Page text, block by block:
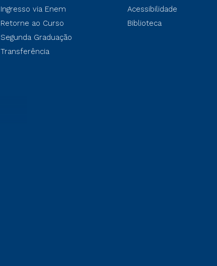
Ingresso via Enem
Retorne ao Curso
Segunda Graduação
Transferência
Acessibilidade
Biblioteca